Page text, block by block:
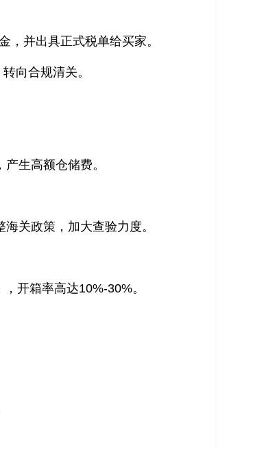
，并出具正式税单给买家。
向合规清关。
生高额仓储费。
关政策，加大查验力度。
开箱率高达10%-30%。